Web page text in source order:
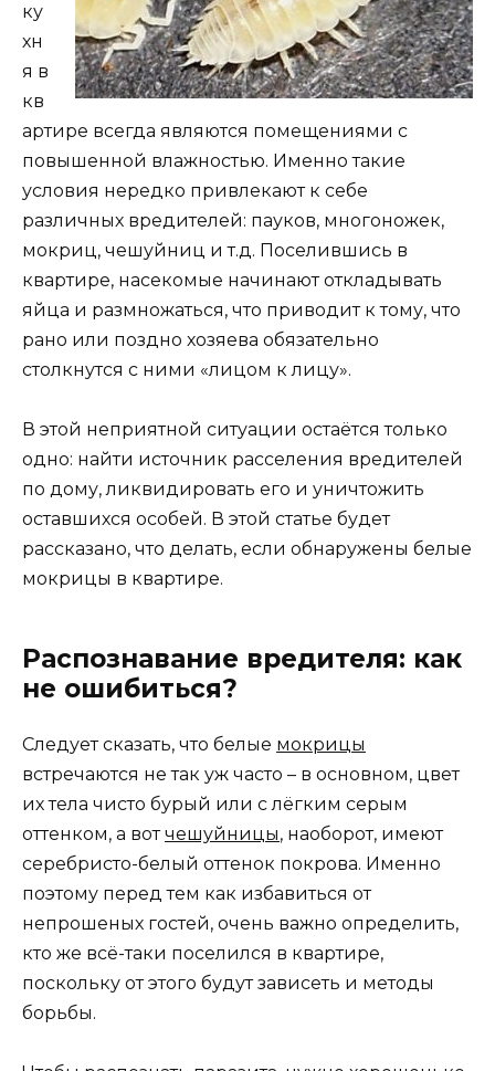
ку
хн
я в
кв
артире всегда являются помещениями с
повышенной влажностью. Именно такие
условия нередко привлекают к себе
различных вредителей: пауков, многоножек,
мокриц, чешуйниц и т.д. Поселившись в
квартире, насекомые начинают откладывать
яйца и размножаться, что приводит к тому, что
рано или поздно хозяева обязательно
столкнутся с ними «лицом к лицу».
В этой неприятной ситуации остаётся только
одно: найти источник расселения вредителей
по дому, ликвидировать его и уничтожить
оставшихся особей. В этой статье будет
рассказано, что делать, если обнаружены белые
мокрицы в квартире.
Распознавание вредителя: как
не ошибиться?
Следует сказать, что белые мокрицы
встречаются не так уж часто – в основном, цвет
их тела чисто бурый или с лёгким серым
оттенком, а вотчешуйницы, наоборот, имеют
серебристо-белый оттенок покрова. Именно
поэтому перед тем как избавиться от
непрошеных гостей, очень важно определить,
кто же всё-таки поселился в квартире,
поскольку от этого будут зависеть и методы
борьбы.